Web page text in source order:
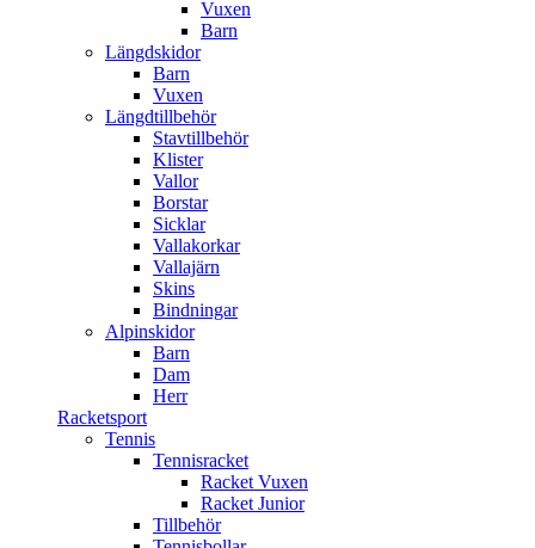
Vuxen
Barn
Längdskidor
Barn
Vuxen
Längdtillbehör
Stavtillbehör
Klister
Vallor
Borstar
Sicklar
Vallakorkar
Vallajärn
Skins
Bindningar
Alpinskidor
Barn
Dam
Herr
Racketsport
Tennis
Tennisracket
Racket Vuxen
Racket Junior
Tillbehör